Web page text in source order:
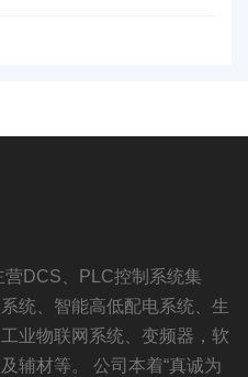
DCS、PLC控制系统集
统、智能高低配电系统、生
业物联网系统、变频器，软
辅材等。 公司本着“真诚为